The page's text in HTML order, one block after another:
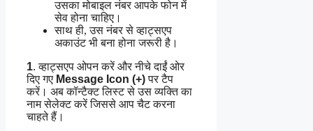
उसका मोबाइल नंबर आपके फोन में
सेव होना चाहिए।
साथ ही, उस नंबर से व्हाट्सएप
अकाउंट भी बना होना जरूरी है।
1. व्हाट्सएप ओपन करें और नीचे दाईं ओर
दिए गए Message Icon (+)पर टैप
करें। अब कॉन्टैक्ट लिस्ट से उस व्यक्ति का
नाम सेलेक्ट करें जिससे आप चैट करना
चाहते हैं।